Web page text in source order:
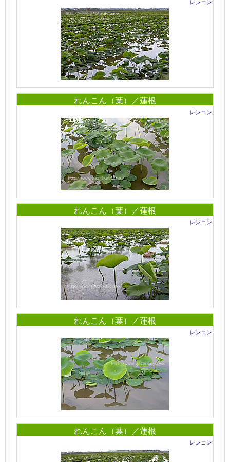
れんこん（葉）／蓮根
レンコン
れんこん（葉）／蓮根
レンコン
れんこん（葉）／蓮根
レンコン
れんこん（葉）／蓮根
レンコン